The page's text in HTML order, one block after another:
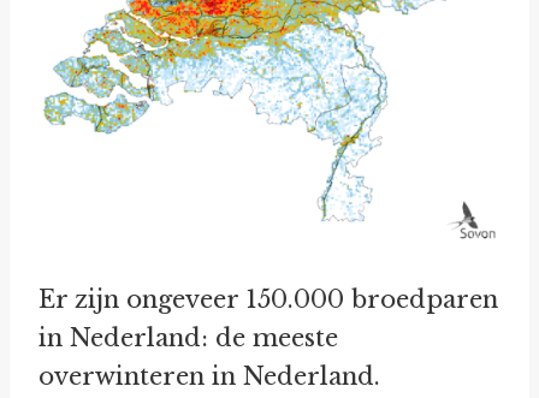
Er zijn ongeveer 150.000 broedparen
in Nederland: de meeste
overwinteren in Nederland.